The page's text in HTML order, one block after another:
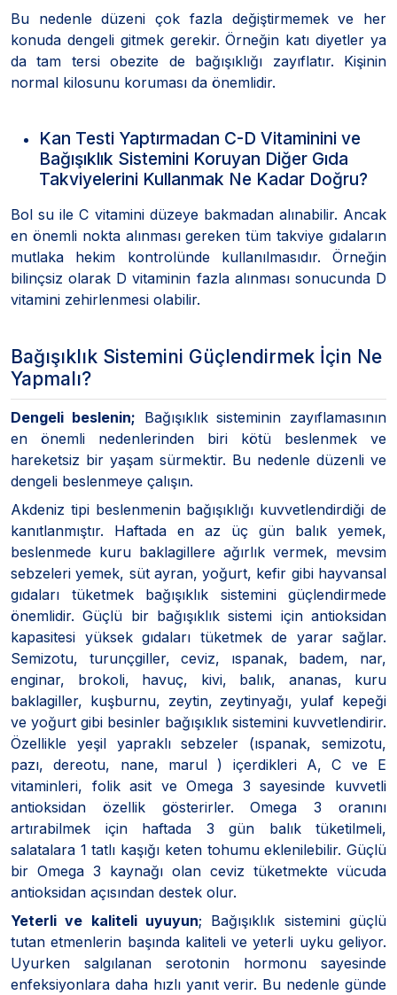
Bu nedenle düzeni çok fazla değiştirmemek ve her
konuda dengeli gitmek gerekir. Örneğin katı diyetler ya
da tam tersi obezite de bağışıklığı zayıflatır. Kişinin
normal kilosunu koruması da önemlidir.
Kan Testi Yaptırmadan C-D Vitaminini ve
Bağışıklık Sistemini Koruyan Diğer Gıda
Takviyelerini Kullanmak Ne Kadar Doğru?
Bol su ile C vitamini düzeye bakmadan alınabilir. Ancak
en önemli nokta alınması gereken tüm takviye gıdaların
mutlaka hekim kontrolünde kullanılmasıdır. Örneğin
bilinçsiz olarak D vitaminin fazla alınması sonucunda D
vitamini zehirlenmesi olabilir.
Bağışıklık Sistemini Güçlendirmek İçin Ne
Yapmalı?
Dengeli beslenin; Bağışıklık sisteminin zayıflamasının
en önemli nedenlerinden biri kötü beslenmek ve
hareketsiz bir yaşam sürmektir. Bu nedenle düzenli ve
dengeli beslenmeye çalışın.
Akdeniz tipi beslenmenin bağışıklığı kuvvetlendirdiği de
kanıtlanmıştır. Haftada en az üç gün balık yemek,
beslenmede kuru baklagillere ağırlık vermek, mevsim
sebzeleri yemek, süt ayran, yoğurt, kefir gibi hayvansal
gıdaları tüketmek bağışıklık sistemini güçlendirmede
önemlidir. Güçlü bir bağışıklık sistemi için antioksidan
kapasitesi yüksek gıdaları tüketmek de yarar sağlar.
Semizotu, turunçgiller, ceviz, ıspanak, badem, nar,
enginar, brokoli, havuç, kivi, balık, ananas, kuru
baklagiller, kuşburnu, zeytin, zeytinyağı, yulaf kepeği
ve yoğurt gibi besinler bağışıklık sistemini kuvvetlendirir.
Özellikle yeşil yapraklı sebzeler (ıspanak, semizotu,
pazı, dereotu, nane, marul ) içerdikleri A, C ve E
vitaminleri, folik asit ve Omega 3 sayesinde kuvvetli
antioksidan özellik gösterirler. Omega 3 oranını
artırabilmek için haftada 3 gün balık tüketilmeli,
salatalara 1 tatlı kaşığı keten tohumu eklenilebilir. Güçlü
bir Omega 3 kaynağı olan ceviz tüketmekte vücuda
antioksidan açısından destek olur.
Yeterli ve kaliteli uyuyun; Bağışıklık sistemini güçlü
tutan etmenlerin başında kaliteli ve yeterli uyku geliyor.
Uyurken salgılanan serotonin hormonu sayesinde
enfeksiyonlara daha hızlı yanıt verir. Bu nedenle günde